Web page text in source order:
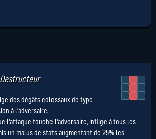
des dégâts colossaux de type
à l'adversaire.
l'attaque touche l'adversaire, inflige à tous les
un malus de stats augmentant de 25% les